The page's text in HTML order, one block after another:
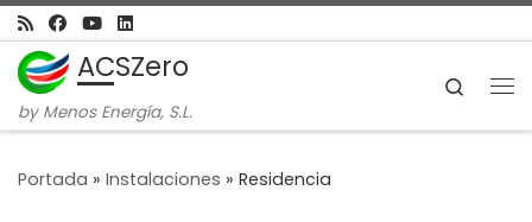
Skip to content
ACSZero
by Menos Energía, S.L.
Search
Portada » Instalaciones » Residencia